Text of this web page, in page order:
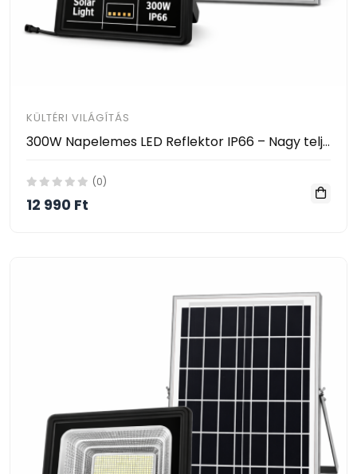
KÜLTÉRI VILÁGÍTÁS
300W Napelemes LED Reflektor IP66 – Nagy teljesítményű kültéri solar lámpa - JORTAN
(0)
12 990 Ft